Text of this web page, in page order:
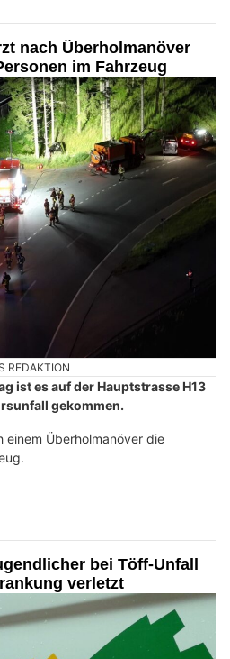
nach Überholmanöver
im Fahrzeug
REDAKTION
ist es auf der Hauptstrasse H13
gekommen.
einem Überholmanöver die
bei Töff-Unfall
verletzt